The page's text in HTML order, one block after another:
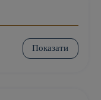
Показати